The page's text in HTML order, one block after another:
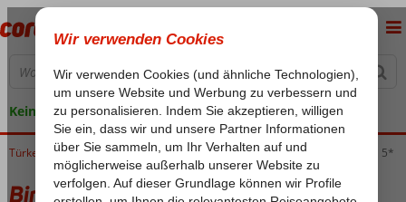
Keine versteckten Kosten
Home
Türkei Ägäische Küste Kusadasi Bingo-Urlaub Kusadasi Bingo Kusadasi 5*
Bingo Kusadasi 5*